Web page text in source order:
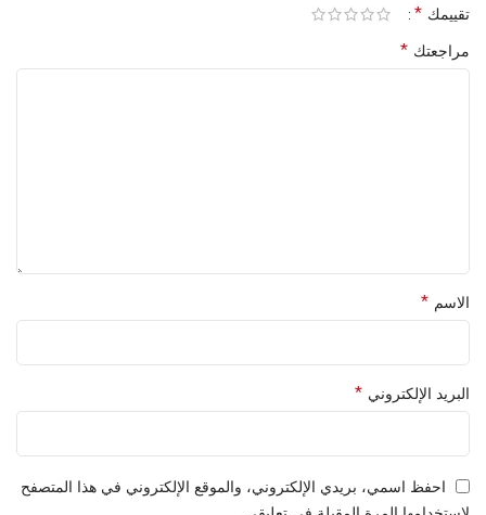
تقييمك *
مراجعتك *
الاسم *
البريد الإلكتروني *
احفظ اسمي، بريدي الإلكتروني، والموقع الإلكتروني في هذا المتصفح